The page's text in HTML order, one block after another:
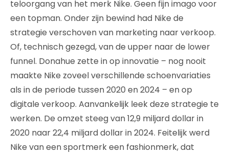
teloorgang van het merk Nike. Geen fijn imago voor
een topman. Onder zijn bewind had Nike de
strategie verschoven van marketing naar verkoop.
Of, technisch gezegd, van de upper naar de lower
funnel. Donahue zette in op innovatie – nog nooit
maakte Nike zoveel verschillende schoenvariaties
als in de periode tussen 2020 en 2024 – en op
digitale verkoop. Aanvankelijk leek deze strategie te
werken. De omzet steeg van 12,9 miljard dollar in
2020 naar 22,4 miljard dollar in 2024. Feitelijk werd
Nike van een sportmerk een fashionmerk, dat